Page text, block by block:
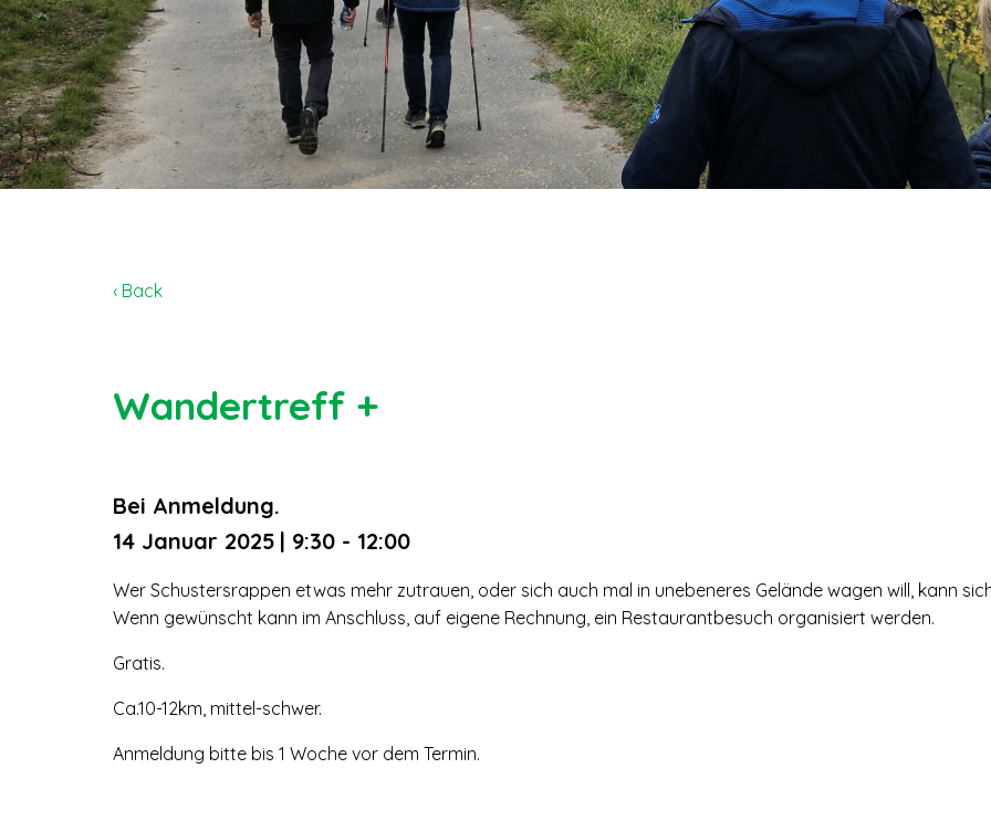
‹ Back
Wandertreff +
Bei Anmeldung.
14 Januar 2025 | 9:30 - 12:00
Wer Schustersrappen etwas mehr zutrauen, oder sich auch mal in unebeneres Gelände wagen will, kann
Wenn gewünscht kann im Anschluss, auf eigene Rechnung, ein Restaurantbesuch organisiert werden.
Gratis.
Ca.10-12km, mittel-schwer.
Anmeldung bitte bis 1 Woche vor dem Termin.